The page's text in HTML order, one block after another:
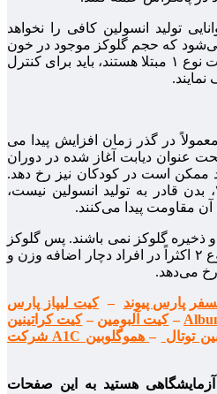
تولید انسولین کافی را نخواهد
که حجم گلوکز موجود در خون
افزایش یابد. افرادی که به دیابت نوع ۱ مبتلا هستند، باید برای کنترل
که معمولاً در گذر زمان افزایش پیدا می
عنوان دیابت آغاز شده در دوران
ممکن است در کودکان نیز رخ دهد.
در افراد مبتلا به دیابت نوع ۲، بدن قادر به تولید انسولین نیست،
آن مقاومت پیدا می‌کنند.
ذخیره گلوکز نمی باشند. پس گلوکز
در خون باقی می‌ماند. دیابت نوع ۲ اکثراً در افراد دچار اضافه وزن و
می‌دهد.
پارس پیوند –کیت لیپاز پارس
–کیت آلبومین –کیت کراتینین
توتال –
هموگلوبین A1C شرکت
آزمایشگاهی هستید به این صفحات